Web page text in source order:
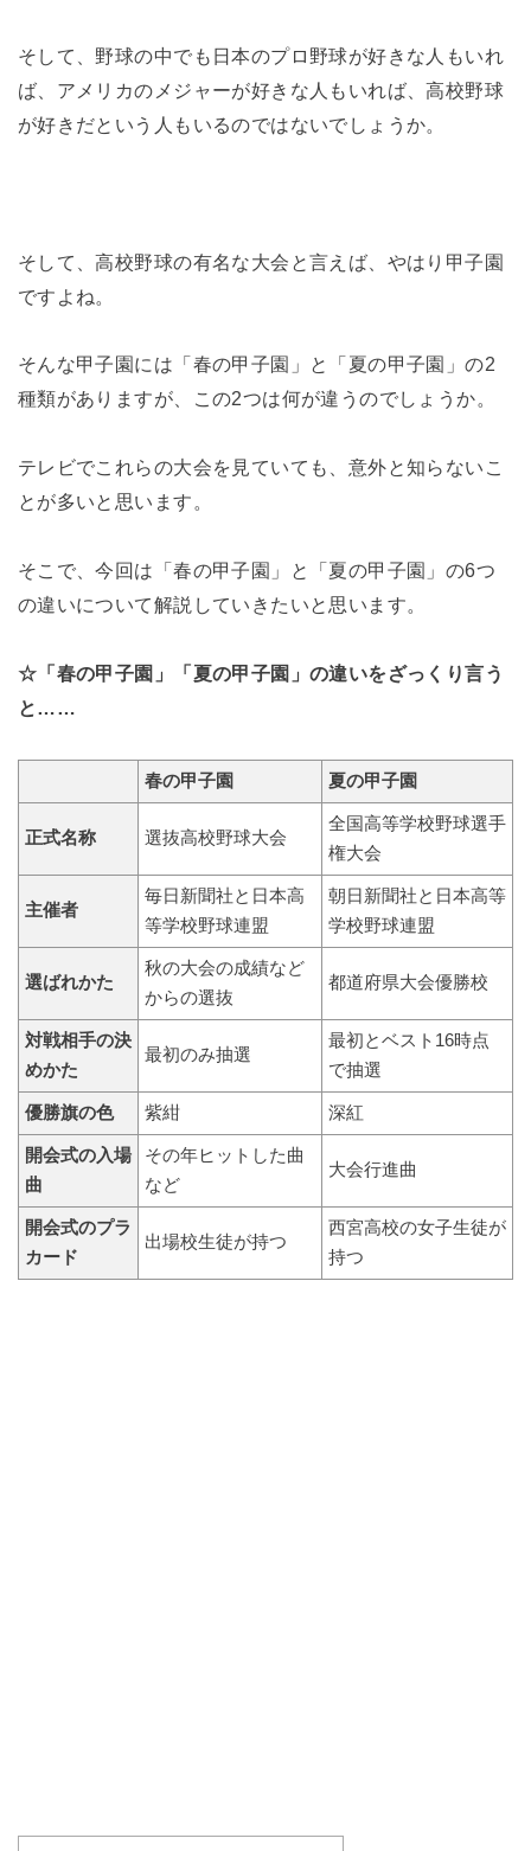
そして、野球の中でも日本のプロ野球が好きな人もいれ
ば、アメリカのメジャーが好きな人もいれば、高校野球
が好きだという人もいるのではないでしょうか。
そして、高校野球の有名な大会と言えば、やはり甲子園
ですよね。
そんな甲子園には「春の甲子園」と「夏の甲子園」の2
種類がありますが、この2つは何が違うのでしょうか。
テレビでこれらの大会を見ていても、意外と知らないこ
とが多いと思います。
そこで、今回は「春の甲子園」と「夏の甲子園」の6つ
の違いについて解説していきたいと思います。
☆「春の甲子園」「夏の甲子園」の違いをざっくり言う
と……
春の甲子園 夏の甲子園
正式名称 選抜高校野球大会
全国高等学校野球選手
権大会
主催者
毎日新聞社と日本高
等学校野球連盟
朝日新聞社と日本高等
学校野球連盟
選ばれかた
秋の大会の成績など
からの選抜
都道府県大会優勝校
対戦相手の決
めかた
最初のみ抽選
最初とベスト16時点
で抽選
優勝旗の色 紫紺 深紅
開会式の入場
曲
その年ヒットした曲
など
大会行進曲
開会式のプラ
カード
出場校生徒が持つ
西宮高校の女子生徒が
持つ